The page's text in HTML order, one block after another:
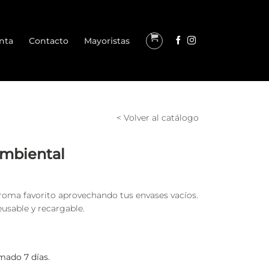
Contacto Mayoristas
< Volver al catálogo
favorito aprovechando tus envases vacíos.
y recargable.
7 días.